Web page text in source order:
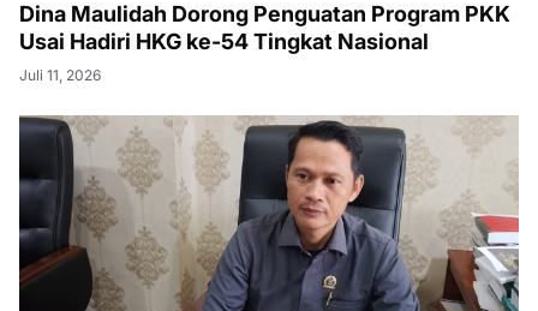
Dina Maulidah Dorong Penguatan Program PKK
Usai Hadiri HKG ke-54 Tingkat Nasional
Juli 11, 2026